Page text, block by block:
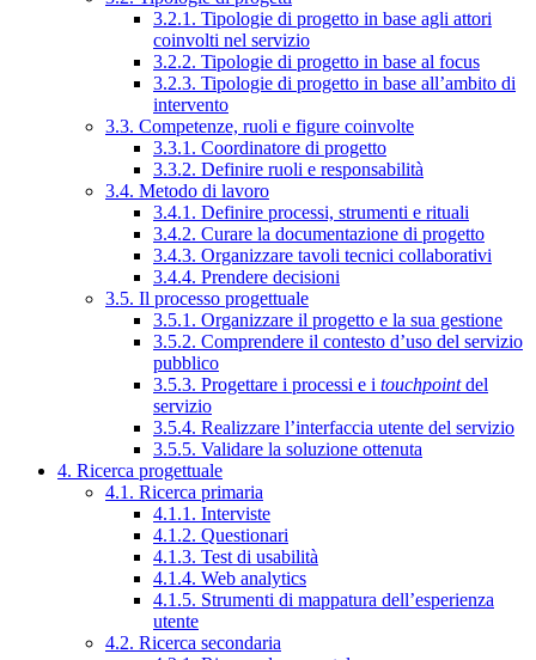
3.2.1. Tipologie di progetto in base agli attori
coinvolti nel servizio
3.2.2. Tipologie di progetto in base al focus
3.2.3. Tipologie di progetto in base all’ambito di
intervento
3.3. Competenze, ruoli e figure coinvolte
3.3.1. Coordinatore di progetto
3.3.2. Definire ruoli e responsabilità
3.4. Metodo di lavoro
3.4.1. Definire processi, strumenti e rituali
3.4.2. Curare la documentazione di progetto
3.4.3. Organizzare tavoli tecnici collaborativi
3.4.4. Prendere decisioni
3.5. Il processo progettuale
3.5.1. Organizzare il progetto e la sua gestione
3.5.2. Comprendere il contesto d’uso del servizio
pubblico
3.5.3. Progettare i processi e i touchpointdel
servizio
3.5.4. Realizzare l’interfaccia utente del servizio
3.5.5. Validare la soluzione ottenuta
4. Ricerca progettuale
4.1. Ricerca primaria
4.1.1. Interviste
4.1.2. Questionari
4.1.3. Test di usabilità
4.1.4. Web analytics
4.1.5. Strumenti di mappatura dell’esperienza
utente
4.2. Ricerca secondaria